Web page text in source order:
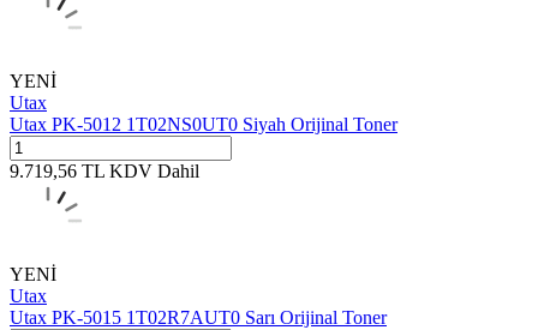
YENİ
Utax
Utax PK-5012 1T02NS0UT0 Siyah Orijinal Toner
9.719,56 TL KDV Dahil
YENİ
Utax
Utax PK-5015 1T02R7AUT0 Sarı Orijinal Toner